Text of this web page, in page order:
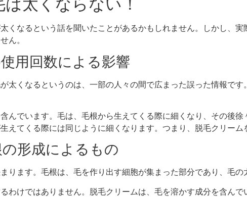
くなるという話を聞いたことがあるかもしれません。しかし、
ん。
用回数による影響
太くなるというのは、一部の人々の間で広まった誤った情報で
んでいます。毛は、毛根から生えてくる際に細くなり、その後
えてくる際には同じように細くなります。つまり、脱毛クリーム
形成によるもの
ります。毛根は、毛を作り出す細胞が集まった部分であり、毛の
わけではありません。脱毛クリームは、毛を溶かす成分を含ん